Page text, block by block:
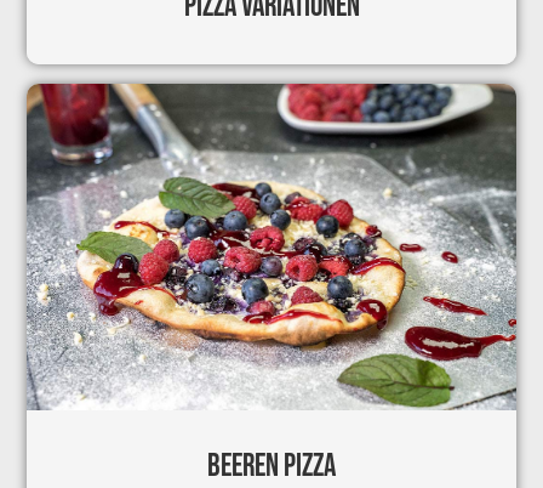
BEEREN PIZZA